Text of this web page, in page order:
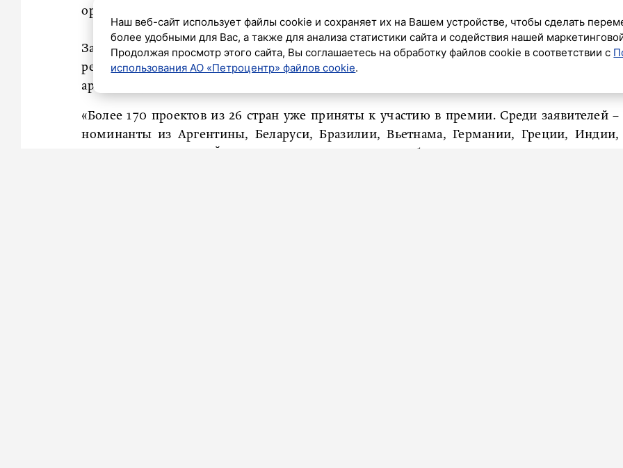
организаторы.
За право победить и забрать позолоченную статуэтку сразятся эксперты из 26 стран. Это
реставраторы, дизайнеры интерьеров, скульпторы, театральные художники и
архитекторы.
«Более 170 проектов из 26 стран уже приняты к участию в премии. Среди заявителей –
номинанты из Аргентины, Беларуси, Бразилии, Вьетнама, Германии, Греции, Индии,
Наш веб-сайт использует файлы cookie и сохраняет их на Вашем устройстве, чтобы сделать
более удобными для Вас, а также для анализа статистики сайта и содействия нашей
Продолжая просмотр этого сайта, Вы соглашаетесь на обработку файлов cookie в соответствии с
использования АО «Петроцентр» файлов cookie.